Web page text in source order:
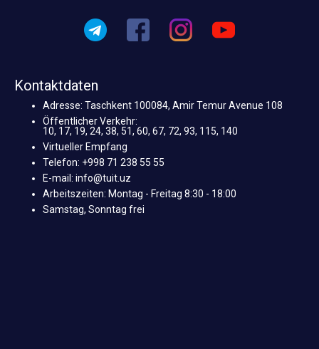
Kontaktdaten
Adresse: Taschkent 100084, Amir Temur Avenue 108
Öffentlicher Verkehr:
10, 17, 19, 24, 38, 51, 60, 67, 72, 93, 115, 140
Virtueller Empfang
Telefon: +998 71 238 55 55
E-mail: info@tuit.uz
Arbeitszeiten: Montag - Freitag 8:30 - 18:00
Samstag, Sonntag frei